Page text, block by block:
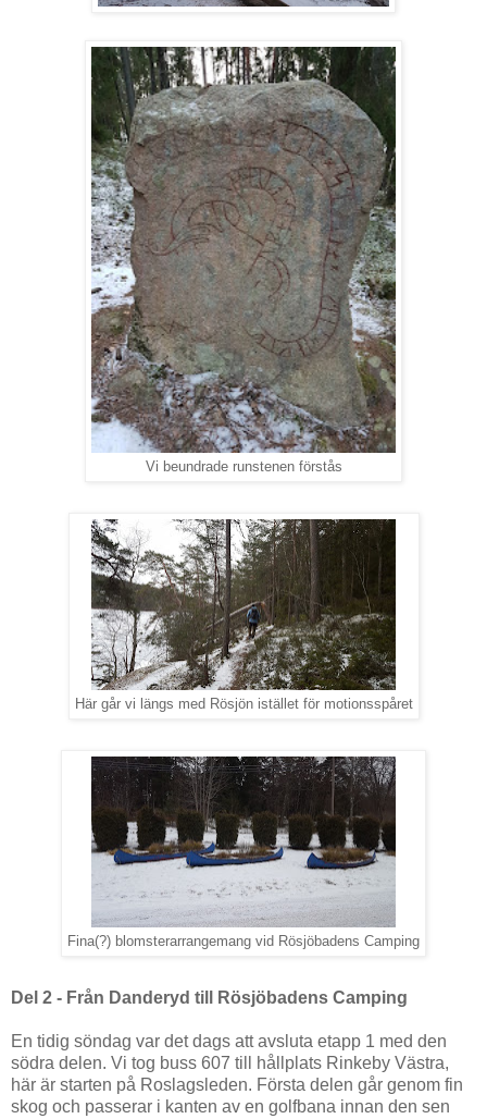
Vi beundrade runstenen förstås
Här går vi längs med Rösjön istället för motionsspåret
Fina(?) blomsterarrangemang vid Rösjöbadens Camping
Del 2 - Från Danderyd till Rösjöbadens Camping
En tidig söndag var det dags att avsluta etapp 1 med den
södra delen. Vi tog buss 607 till hållplats Rinkeby Västra,
här är starten på Roslagsleden. Första delen går genom fin
skog och passerar i kanten av en golfbana innan den sen